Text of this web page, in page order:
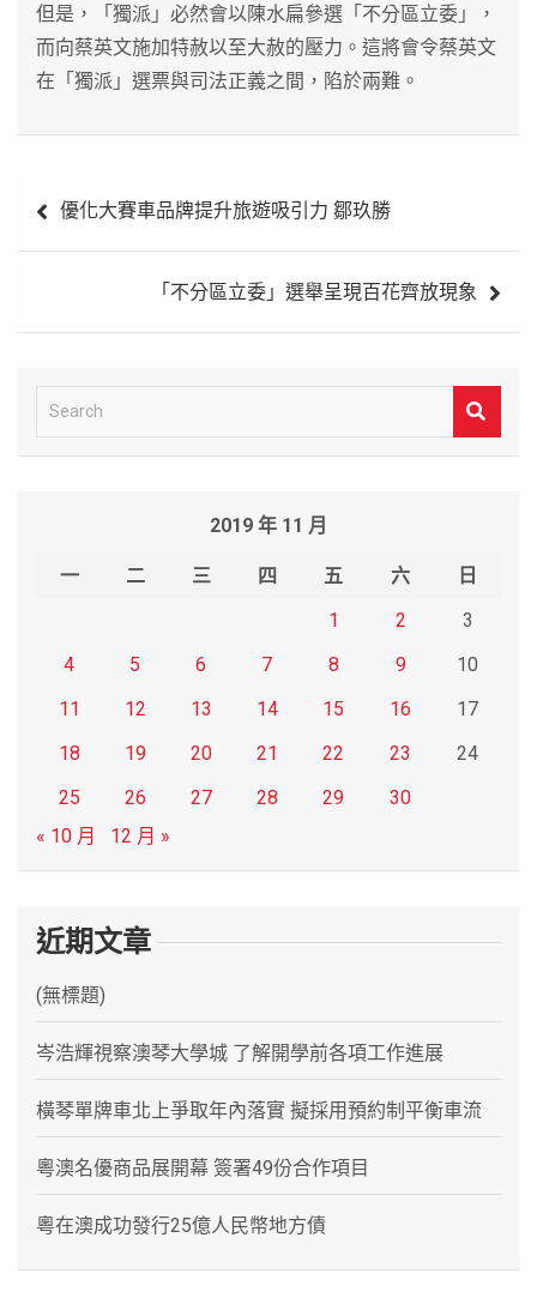
但是，「獨派」必然會以陳水扁參選「不分區立委」，
而向蔡英文施加特赦以至大赦的壓力。這將會令蔡英文
在「獨派」選票與司法正義之間，陷於兩難。
章 優化大賽車品牌提升旅遊吸引力 鄒玖勝
「不分區立委」選舉呈現百花齊放現象
e
2019 年 11 月
一 二 三 四 五 六
日
1
2
3
4
5 6 7 8 9
10
11
12 13 14 15 16
17
18
19 20 21 22 23
24
25
26 27 28 29
30
« 10 月
12 月 »
近期文章
(無標題)
岑浩輝視察澳琴大學城 了解開學前各項工作進展
橫琴單牌車北上爭取年內落實 擬採用預約制平衡車流
粵澳名優商品展開幕 簽署49份合作項目
粵在澳成功發行25億人民幣地方債